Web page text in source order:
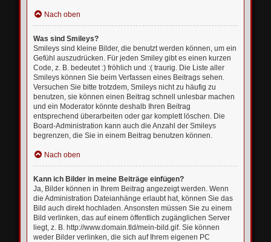
Nach oben
Was sind Smileys?
Smileys sind kleine Bilder, die benutzt werden können, um ein
Gefühl auszudrücken. Für jeden Smiley gibt es einen kurzen
Code, z. B. bedeutet :) fröhlich und :( traurig. Die Liste aller
Smileys können Sie beim Verfassen eines Beitrags sehen.
Versuchen Sie bitte trotzdem, Smileys nicht zu häufig zu
benutzen, sie können einen Beitrag schnell unlesbar machen
und ein Moderator könnte deshalb Ihren Beitrag
entsprechend überarbeiten oder gar komplett löschen. Die
Board-Administration kann auch die Anzahl der Smileys
begrenzen, die Sie in einem Beitrag benutzen können.
Nach oben
Kann ich Bilder in meine Beiträge einfügen?
Ja, Bilder können in Ihrem Beitrag angezeigt werden. Wenn
die Administration Dateianhänge erlaubt hat, können Sie das
Bild auch direkt hochladen. Ansonsten müssen Sie zu einem
Bild verlinken, das auf einem öffentlich zugänglichen Server
liegt, z. B. http://www.domain.tld/mein-bild.gif. Sie können
weder Bilder verlinken, die sich auf Ihrem eigenen PC